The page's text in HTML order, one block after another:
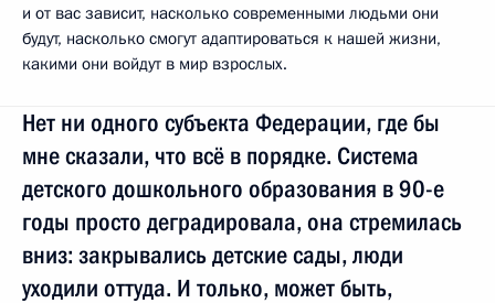
и от вас зависит, насколько современными людьми они
будут, насколько смогут адаптироваться к нашей жизни,
какими они войдут в мир взрослых.
Нет ни одного субъекта Федерации, где бы
мне сказали, что всё в порядке. Система
детского дошкольного образования в 90-е
годы просто деградировала, она стремилась
вниз: закрывались детские сады, люди
уходили оттуда. И только, может быть,